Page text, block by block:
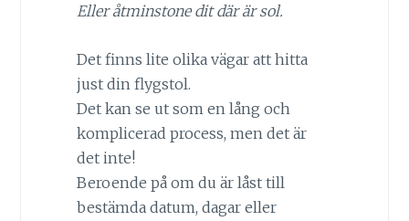
Eller åtminstone dit där är sol.
Det finns lite olika vägar att hitta
just din flygstol.
Det kan se ut som en lång och
komplicerad process, men det är
det inte!
Beroende på om du är låst till
bestämda datum, dagar eller